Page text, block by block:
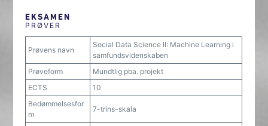
EKSAMEN
PRØVER
Prøvens navn
Social Data Science II: Machine Learning i
samfundsvidenskaben
Prøveform
Mundtlig pba. projekt
ECTS
10
Bedømmelsesfor
m
7-trins-skala